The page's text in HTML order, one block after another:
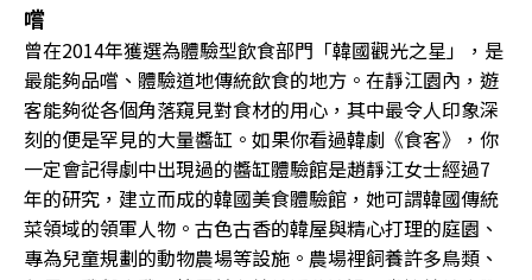
嚐
曾在2014年獲選為體驗型飲食部門「韓國觀光之星」，是
最能夠品嚐、體驗道地傳統飲食的地方。在靜江園內，遊
客能夠從各個角落窺見對食材的用心，其中最令人印象深
刻的便是罕見的大量醬缸。如果你看過韓劇《食客》，你
一定會記得劇中出現過的醬缸體驗館是趙靜江女士經過7
年的研究，建立而成的韓國美食體驗館，她可謂韓國傳統
菜領域的領軍人物。古色古香的韓屋與精心打理的庭園、
專為兒童規劃的動物農場等設施。農場裡飼養許多鳥類、